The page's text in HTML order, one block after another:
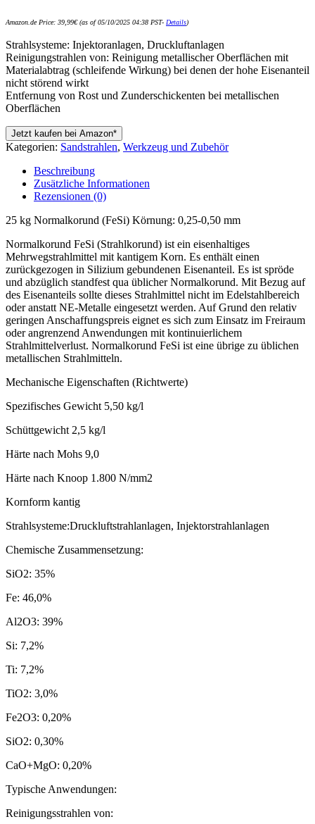
Amazon.de Price: 39,99€(as of 05/10/2025 04:38 PST- Details)
Strahlsysteme: Injektoranlagen, Druckluftanlagen
Reinigungstrahlen von: Reinigung metallischer Oberflächen mit
Materialabtrag (schleifende Wirkung) bei denen der hohe Eisenanteil
nicht störend wirkt
Entfernung von Rost und Zunderschickenten bei metallischen
Oberflächen
Jetzt kaufen bei Amazon*
Kategorien: Sandstrahlen, Werkzeug und Zubehör
Beschreibung
Zusätzliche Informationen
Rezensionen (0)
25 kg Normalkorund (FeSi) Körnung: 0,25-0,50 mm
Normalkorund FeSi (Strahlkorund) ist ein eisenhaltiges
Mehrwegstrahlmittel mit kantigem Korn. Es enthält einen
zurückgezogen in Silizium gebundenen Eisenanteil. Es ist spröde
und abzüglich standfest qua üblicher Normalkorund. Mit Bezug auf
des Eisenanteils sollte dieses Strahlmittel nicht im Edelstahlbereich
oder anstatt NE-Metalle eingesetzt werden. Auf Grund den relativ
geringen Anschaffungspreis eignet es sich zum Einsatz im Freiraum
oder angrenzend Anwendungen mit kontinuierlichem
Strahlmittelverlust. Normalkorund FeSi ist eine übrige zu üblichen
metallischen Strahlmitteln.
Mechanische Eigenschaften (Richtwerte)
Spezifisches Gewicht 5,50 kg/l
Schüttgewicht 2,5 kg/l
Härte nach Mohs 9,0
Härte nach Knoop 1.800 N/mm2
Kornform kantig
Strahlsysteme:Druckluftstrahlanlagen, Injektorstrahlanlagen
Chemische Zusammensetzung:
SiO2: 35%
Fe: 46,0%
Al2O3: 39%
Si: 7,2%
Ti: 7,2%
TiO2: 3,0%
Fe2O3: 0,20%
SiO2: 0,30%
CaO+MgO: 0,20%
Typische Anwendungen:
Reinigungsstrahlen von: